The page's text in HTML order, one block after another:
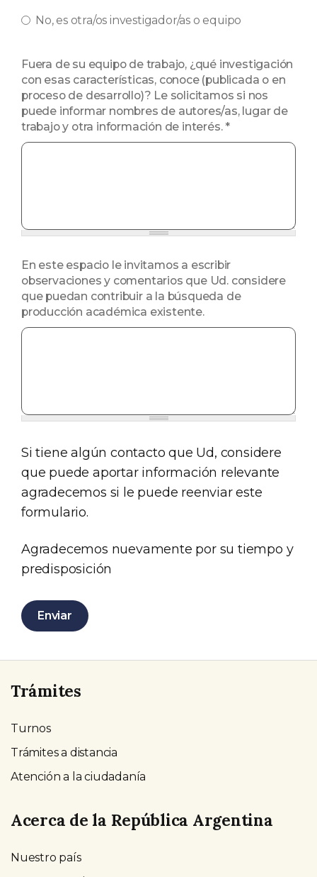
No, es otra/os investigador/as o equipo
Fuera de su equipo de trabajo, ¿qué investigación
con esas características, conoce (publicada o en
proceso de desarrollo)? Le solicitamos si nos
puede informar nombres de autores/as, lugar de
trabajo y otra información de interés. *
En este espacio le invitamos a escribir
observaciones y comentarios que Ud. considere
que puedan contribuir a la búsqueda de
producción académica existente.
Si tiene algún contacto que Ud, considere
que puede aportar información relevante
agradecemos si le puede reenviar este
formulario.
Agradecemos nuevamente por su tiempo y
predisposición
Enviar
Trámites
Turnos
Trámites a distancia
Atención a la ciudadanía
Acerca de la República Argentina
Nuestro país